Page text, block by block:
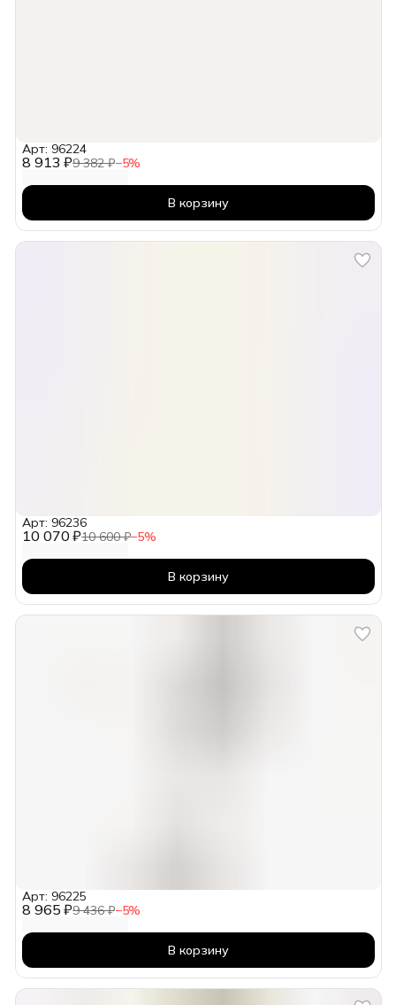
8 913 ₽9 382 ₽−5%
Арт: 96224
В корзину
10 070 ₽10 600 ₽−5%
Арт: 96236
В корзину
8 965 ₽9 436 ₽−5%
Арт: 96225
В корзину